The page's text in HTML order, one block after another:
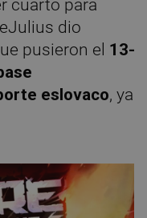
cuarto para
dio
pusieron el 13-
eslovaco, ya